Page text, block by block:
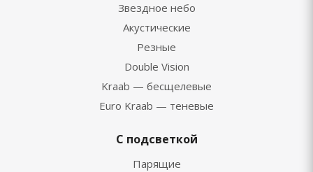
Звездное небо
Акустические
Резные
Double Vision
Kraab — бесщелевые
Euro Kraab — теневые
С подсветкой
Парящие